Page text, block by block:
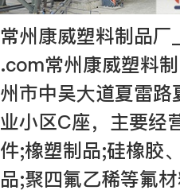
常州康威塑料制品
.com常州康威塑料
州市中吴大道夏雷路
业小区C座，主要经
件;橡塑制品;硅橡胶
品;聚四氟乙稀等氟